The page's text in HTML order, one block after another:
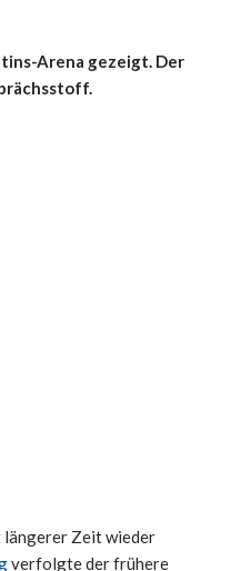
Arena gezeigt. Der
längerer Zeit wieder
verfolgte der frühere